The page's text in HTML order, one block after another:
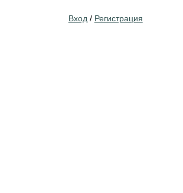
Вход / Регистрация